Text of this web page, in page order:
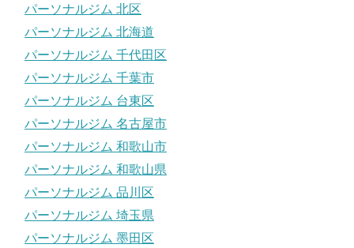
パーソナルジム 北区
パーソナルジム 北海道
パーソナルジム 千代田区
パーソナルジム 千葉市
パーソナルジム 台東区
パーソナルジム 名古屋市
パーソナルジム 和歌山市
パーソナルジム 和歌山県
パーソナルジム 品川区
パーソナルジム 埼玉県
パーソナルジム 墨田区